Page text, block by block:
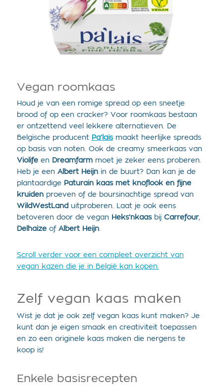
Vegan roomkaas
Houd je van een romige spread op een sneetje
brood of op een cracker? Voor roomkaas bestaan
er ontzettend veel lekkere alternatieven. De
Belgische producent Pa’laismaakt heerlijke spreads
op basis van noten. Ook de creamy smeerkaas van
Violife en Dreamfarmmoet je zeker eens proberen.
Heb je een Albert Heijnin de buurt? Dan kan je de
plantaardige
Paturain kaas met knoflook en fijne
kruiden proeven of de boursinachtige spread van
WildWestLand uitproberen. Laat je ook eens
betoveren door de vegan
Heks’nkaas bij Carrefour,
Delhaizeof Albert Heijn.
Scroll verder voor een compleet overzicht van
vegan kazen die je in België kan kopen.
Zelf vegan kaas maken
Wist je dat je ook zelf vegan kaas kunt maken? Je
kunt dan je eigen smaak en creativiteit toepassen
en zo een originele kaas maken die nergens te
koop is!
Enkele basisrecepten